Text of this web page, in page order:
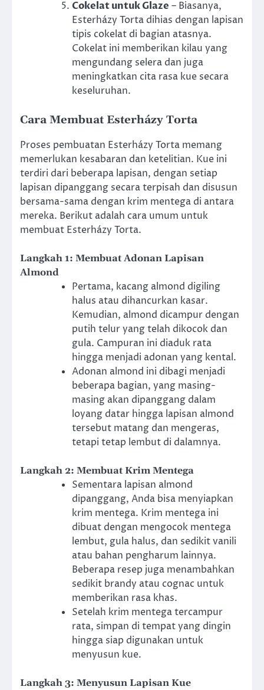
Cokelat untuk Glaze – Biasanya,
Esterházy Torta dihias dengan lapisan
tipis cokelat di bagian atasnya.
Cokelat ini memberikan kilau yang
mengundang selera dan juga
meningkatkan cita rasa kue secara
keseluruhan.
Cara Membuat Esterházy Torta
Proses pembuatan Esterházy Torta memang
memerlukan kesabaran dan ketelitian. Kue ini
terdiri dari beberapa lapisan, dengan setiap
lapisan dipanggang secara terpisah dan disusun
bersama-sama dengan krim mentega di antara
mereka. Berikut adalah cara umum untuk
membuat Esterházy Torta.
Langkah 1: Membuat Adonan Lapisan
Almond
Pertama, kacang almond digiling
halus atau dihancurkan kasar.
Kemudian, almond dicampur dengan
putih telur yang telah dikocok dan
gula. Campuran ini diaduk rata
hingga menjadi adonan yang kental.
Adonan almond ini dibagi menjadi
beberapa bagian, yang masing-
masing akan dipanggang dalam
loyang datar hingga lapisan almond
tersebut matang dan mengeras,
tetapi tetap lembut di dalamnya.
Langkah 2: Membuat Krim Mentega
Sementara lapisan almond
dipanggang, Anda bisa menyiapkan
krim mentega. Krim mentega ini
dibuat dengan mengocok mentega
lembut, gula halus, dan sedikit vanili
atau bahan pengharum lainnya.
Beberapa resep juga menambahkan
sedikit brandy atau cognac untuk
memberikan rasa khas.
Setelah krim mentega tercampur
rata, simpan di tempat yang dingin
hingga siap digunakan untuk
menyusun kue.
Langkah 3: Menyusun Lapisan Kue